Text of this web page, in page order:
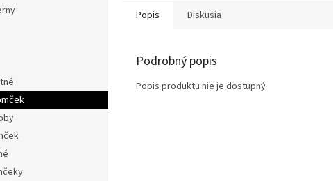
Popis Diskusia
Podrobný popis
Popis produktu nie je dostupný